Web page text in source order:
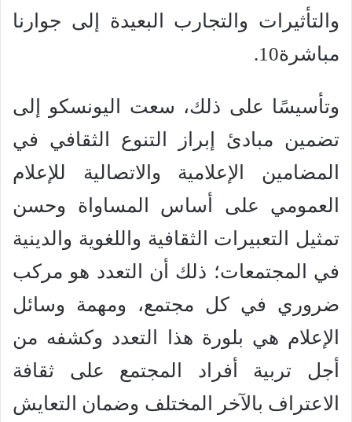
والتأثيرات والتجارب البعيدة إلى جوارنا
مباشرة10.
وتأسيسًا على ذلك، سعت اليونسكو إلى
تضمين مبادئ إبراز التنوع الثقافي في
المضامين الإعلامية والاتصالية للإعلام
العمومي على أساس المساواة وحسن
تمثيل التعبيرات الثقافية واللغوية والدينية
في المجتمعات؛ ذلك أن التعدد هو مركب
ضروري في كل مجتمع، ومهمة وسائل
الإعلام هي بلورة هذا التعدد وكشفه من
أجل تربية أفراد المجتمع على ثقافة
الاعتراف بالآخر المختلف وضمان التعايش